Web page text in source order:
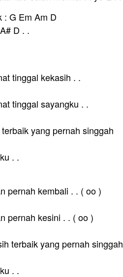
: G Em Am D
D . .
tinggal kekasih . .
tinggal sayangku . .
yang pernah singgah
. .
pernah kembali . . ( oo )
pernah kesini . . ( oo )
terbaik yang pernah singgah
. .